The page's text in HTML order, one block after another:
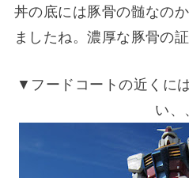
丼の底には豚骨の髄なの
ましたね。濃厚な豚骨の
▼フードコートの近くに
い、